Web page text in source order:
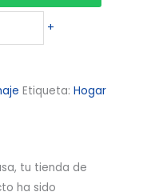
+
Etiqueta: Hogar
tu tienda de
ha sido